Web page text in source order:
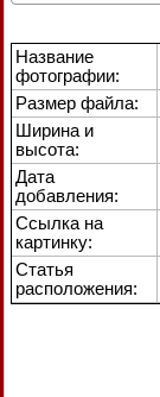
Название
фотографии:
Размер файла:
Ширина и
высота:
Дата
добавления:
Ссылка на
картинку:
Статья
расположения: